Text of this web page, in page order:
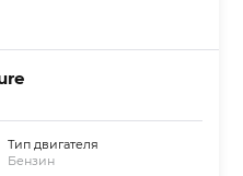
Тип двигателя
Бензин